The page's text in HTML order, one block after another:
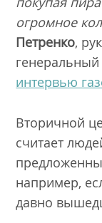
огромное
Петренко,
интервью
Вторичной
считает
например,
давно